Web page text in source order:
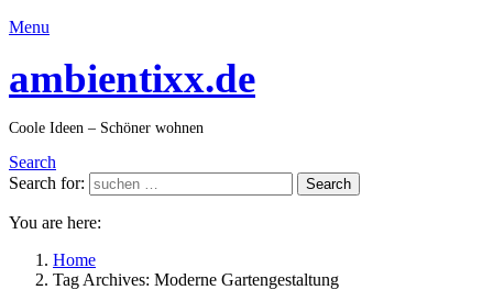
Menu
ambientixx.de
Coole Ideen – Schöner wohnen
Search
Search for:
Search
You are here:
Home
Tag Archives: Moderne Gartengestaltung